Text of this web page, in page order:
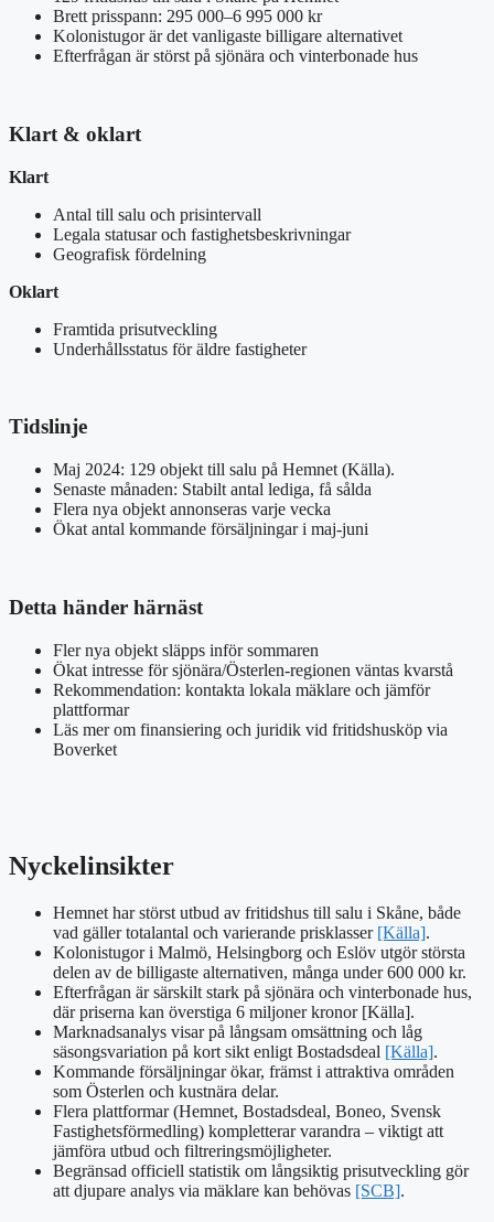
Brett prisspann: 295 000–6 995 000 kr
Kolonistugor är det vanligaste billigare alternativet
Efterfrågan är störst på sjönära och vinterbonade hus
Klart & oklart
Klart
Antal till salu och prisintervall
Legala statusar och fastighetsbeskrivningar
Geografisk fördelning
Oklart
Framtida prisutveckling
Underhållsstatus för äldre fastigheter
Tidslinje
Maj 2024: 129 objekt till salu på Hemnet (Källa).
Senaste månaden: Stabilt antal lediga, få sålda
Flera nya objekt annonseras varje vecka
Ökat antal kommande försäljningar i maj-juni
Detta händer härnäst
Fler nya objekt släpps inför sommaren
Ökat intresse för sjönära/Österlen-regionen väntas kvarstå
Rekommendation: kontakta lokala mäklare och jämför
plattformar
Läs mer om finansiering och juridik vid fritidshusköp via
Boverket
Nyckelinsikter
Hemnet har störst utbud av fritidshus till salu i Skåne, både
vad gäller totalantal och varierande prisklasser [Källa].
Kolonistugor i Malmö, Helsingborg och Eslöv utgör största
delen av de billigaste alternativen, många under 600 000 kr.
Efterfrågan är särskilt stark på sjönära och vinterbonade hus,
där priserna kan överstiga 6 miljoner kronor [Källa].
Marknadsanalys visar på långsam omsättning och låg
säsongsvariation på kort sikt enligt Bostadsdeal [Källa].
Kommande försäljningar ökar, främst i attraktiva områden
som Österlen och kustnära delar.
Flera plattformar (Hemnet, Bostadsdeal, Boneo, Svensk
Fastighetsförmedling) kompletterar varandra – viktigt att
jämföra utbud och filtreringsmöjligheter.
Begränsad officiell statistik om långsiktig prisutveckling gör
att djupare analys via mäklare kan behövas [SCB].